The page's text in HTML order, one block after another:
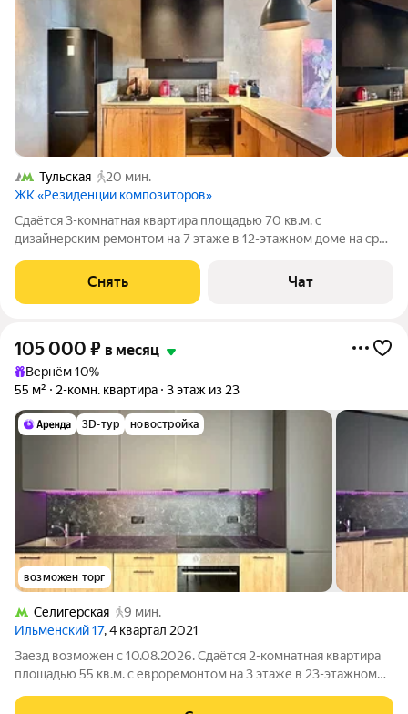
Тульская
20 мин.
ЖК «Резиденции композиторов»
Сдаётся 3-комнатная квартира площадью 70 кв.м. с
дизайнерским ремонтом на 7 этаже в 12-этажном доме на срок
Стиральная машина Холодильник Посудомоечная машина
Снять Чат
105 000 ₽ в месяц
Вернём 10%
55 м²
2-комн. квартира 3 этаж из 23
3D-тур новостройка
возможен торг
Селигерская
9 мин.
Ильменский 17, 4 квартал 2021
Заезд возможен с 10.08.2026. Сдаётся 2-комнатная квартира
площадью 55 кв.м. с евроремонтом на 3 этаже в 23-этажном